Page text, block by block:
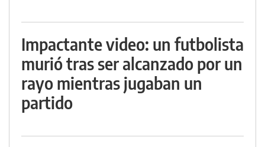
Impactante video: un futbolista
murió tras ser alcanzado por un
rayo mientras jugaban un
partido